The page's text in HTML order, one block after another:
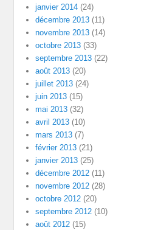
janvier 2014 (24)
décembre 2013 (11)
novembre 2013 (14)
octobre 2013 (33)
septembre 2013 (22)
août 2013 (20)
juillet 2013 (24)
juin 2013 (15)
mai 2013 (32)
avril 2013 (10)
mars 2013 (7)
février 2013 (21)
janvier 2013 (25)
décembre 2012 (11)
novembre 2012 (28)
octobre 2012 (20)
septembre 2012 (10)
août 2012 (15)